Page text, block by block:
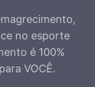
no esporte
é 100%
VOCÊ.